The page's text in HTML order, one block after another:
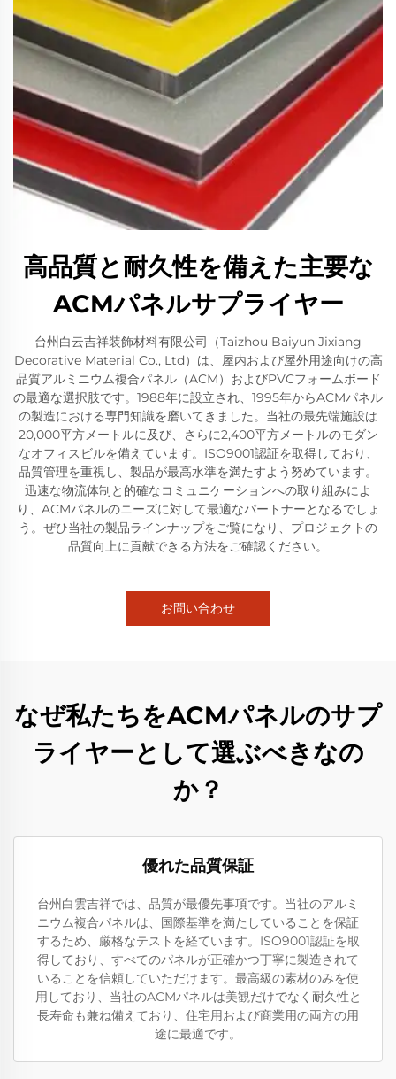
高品質と耐久性を備えた主要な
ACMパネルサプライヤー
台州白云吉祥装飾材料有限公司（Taizhou Baiyun Jixiang
Decorative Material Co., Ltd）は、屋内および屋外用途向けの高
品質アルミニウム複合パネル（ACM）およびPVCフォームボード
の最適な選択肢です。1988年に設立され、1995年からACMパネル
の製造における専門知識を磨いてきました。当社の最先端施設は
20,000平方メートルに及び、さらに2,400平方メートルのモダン
なオフィスビルを備えています。ISO9001認証を取得しており、
品質管理を重視し、製品が最高水準を満たすよう努めています。
迅速な物流体制と的確なコミュニケーションへの取り組みによ
り、ACMパネルのニーズに対して最適なパートナーとなるでしょ
う。ぜひ当社の製品ラインナップをご覧になり、プロジェクトの
品質向上に貢献できる方法をご確認ください。
お問い合わせ
なぜ私たちをACMパネルのサプ
ライヤーとして選ぶべきなの
か？
優れた品質保証
台州白雲吉祥では、品質が最優先事項です。当社のアルミ
ニウム複合パネルは、国際基準を満たしていることを保証
するため、厳格なテストを経ています。ISO9001認証を取
得しており、すべてのパネルが正確かつ丁寧に製造されて
いることを信頼していただけます。最高級の素材のみを使
用しており、当社のACMパネルは美観だけでなく耐久性と
長寿命も兼ね備えており、住宅用および商業用の両方の用
途に最適です。